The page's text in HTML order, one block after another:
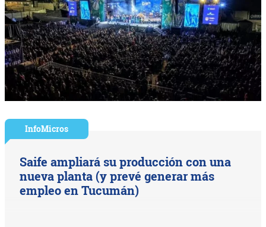
InfoMicros
Saife ampliará su producción con una
nueva planta (y prevé generar más
empleo en Tucumán)